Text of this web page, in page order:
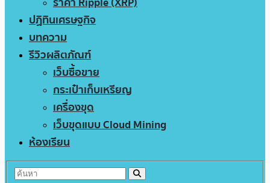
ปฏิทินเศรษฐกิจ
บทความ
รีวิวผลิตภัณฑ์
เว็บซื้อขาย
กระเป๋าเก็บเหรียญ
เครื่องขุด
เว็บขุดแบบ Cloud Mining
ห้องเรียน